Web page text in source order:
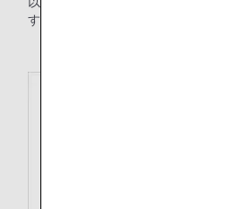
す。